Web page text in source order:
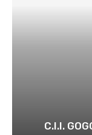
C.I.I.